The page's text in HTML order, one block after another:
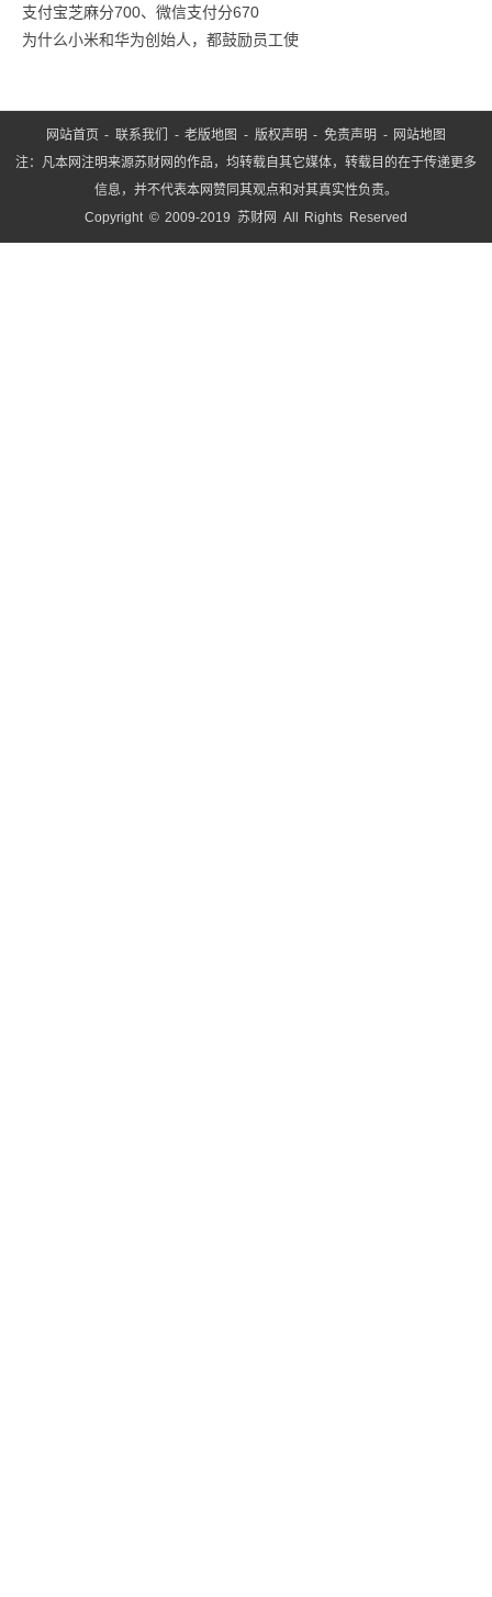
联
网
支付宝芝麻分700、微信支付分670
为什么小米和华为创始人，都鼓励员工使
网站首页 - 联系我们 -老版地图 - 版权声明 -免责声明 - 网站地图
注：凡本网注明来源苏财网的作品，均转载自其它媒体，转载目的在于传递更多
信息，并不代表本网赞同其观点和对其真实性负责。
Copyright © 2009-2019 苏财网 All Rights Reserved